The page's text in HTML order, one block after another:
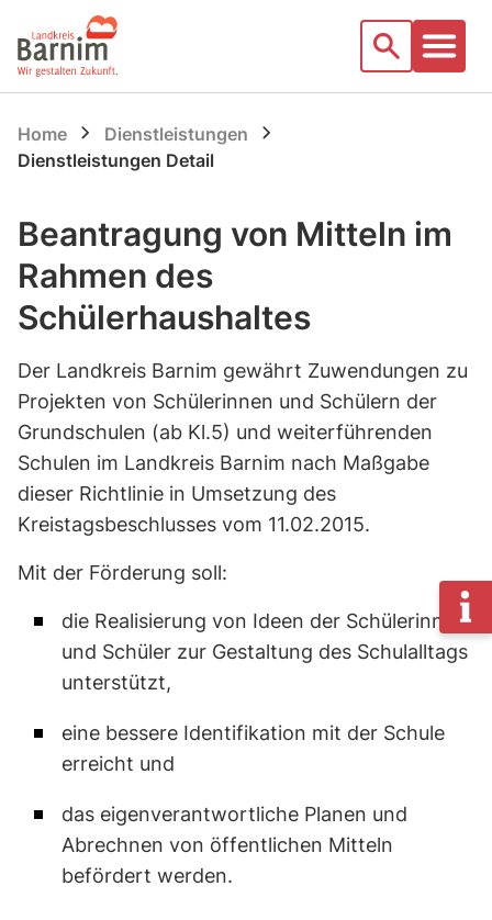
Startseite
Suche
Home
Dienstleistungen
Dienstleistungen Detail
Beantragung von Mitteln im
Rahmen des
Schülerhaushaltes
Der Landkreis Barnim gewährt Zuwendungen zu
Projekten von Schülerinnen und Schülern der
Grundschulen (ab Kl.5) und weiterführenden
Schulen im Landkreis Barnim nach Maßgabe
dieser Richtlinie in Umsetzung des
Kreistagsbeschlusses vom 11.02.2015.
Mit der Förderung soll:
die Realisierung von Ideen der Schülerinnen
und Schüler zur Gestaltung des Schulalltags
unterstützt,
eine bessere Identifikation mit der Schule
erreicht und
das eigenverantwortliche Planen und
Abrechnen von öffentlichen Mitteln
befördert werden.